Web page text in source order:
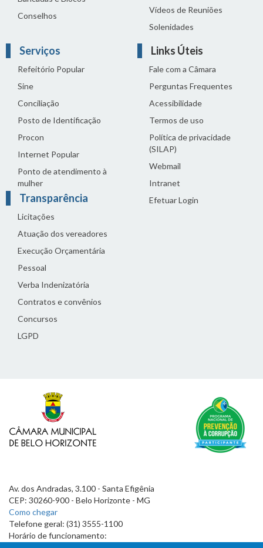
Conselhos
Vídeos de Reuniões
Solenidades
Serviços
Refeitório Popular
Sine
Conciliação
Posto de Identificação
Procon
Internet Popular
Ponto de atendimento à
mulher
Transparência
Licitações
Atuação dos vereadores
Execução Orçamentária
Pessoal
Verba Indenizatória
Contratos e convênios
Concursos
LGPD
Links Úteis
Fale com a Câmara
Perguntas Frequentes
Acessibilidade
Termos de uso
Política de privacidade
(SILAP)
Webmail
Intranet
Efetuar Login
Av. dos Andradas, 3.100 - Santa Efigênia
CEP: 30260-900 - Belo Horizonte - MG
Como chegar
Telefone geral: (31) 3555-1100
Horário de funcionamento: